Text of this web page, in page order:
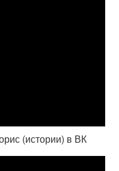
(истории) в ВК